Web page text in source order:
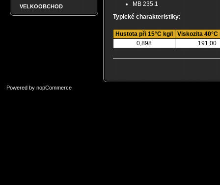
VELKOOBCHOD
MB 235.1
Typické charakteristiky:
Hustota při 15°C kg/l
Viskozita 40°C
0,898
191,00
Powered by nopCommerce